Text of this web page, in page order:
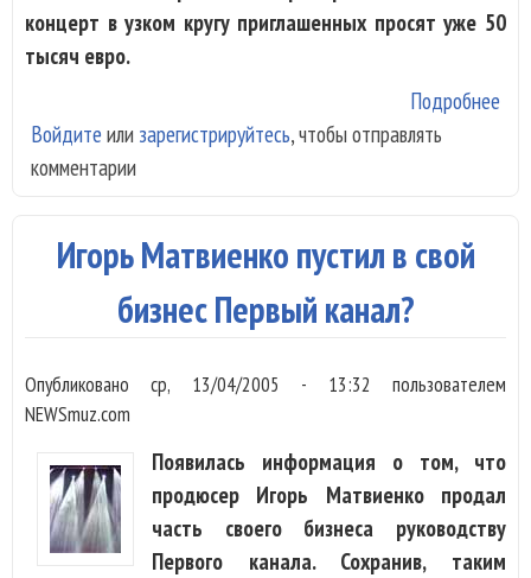
концерт в узком кругу приглашенных просят уже 50
тысяч евро.
Подробнее
Войдите или зарегистрируйтесь, чтобы отправлять
комментарии
Игорь Матвиенко пустил в свой
бизнес Первый канал?
Опубликованоср, 13/04/2005 - 13:32 пользователем
NEWSmuz.com
Появилась информация о том, что
продюсер Игорь Матвиенко продал
часть своего бизнеса руководству
Первого канала. Сохранив, таким